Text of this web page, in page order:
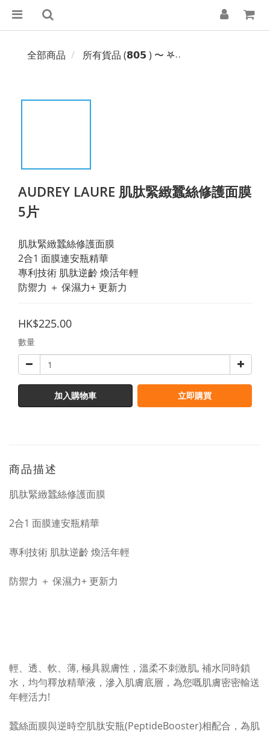
全部商品 所有貨品 (𝟴𝟬𝟱 ) 〜 𖤐˒˒‪‪
AUDREY LAURE 肌肽緊緻蠶絲修護面膜
5片
肌肽緊緻蠶絲修護面膜
2合1 面膜連安瓶精華
專利技術 肌肽逆齡 煥活年輕
防禦力 ＋ 保濕力+ 更新力
HK$225.00
數量
加入購物車 立即購買
商品描述
肌肽緊緻蠶絲修護面膜
2合1 面膜連安瓶精華
專利技術 肌肽逆齡 煥活年輕
防禦力 ＋ 保濕力+ 更新力
輕、透、軟、薄, 極具親膚性，溫柔不刺激肌, 補水同時鎖
水，均勻釋放精華液，滲入肌膚底層，為您嘅肌膚密密輸送
年輕活力!
蠶絲面膜與逆時空肌肽安瓶(PeptideBooster)相配合，為肌